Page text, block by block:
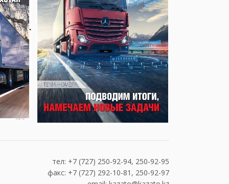
тел: +7 (727) 250-92-94, 250-92-95
факс: +7 (727) 292-10-81, 250-92-97